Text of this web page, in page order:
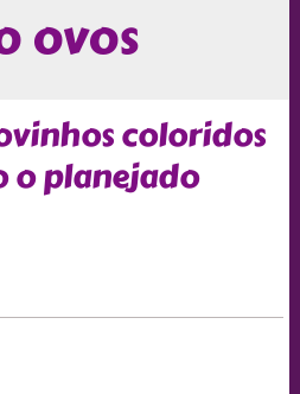
ovos
coloridos
o planejado